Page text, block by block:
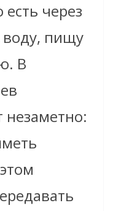
через
воду, пищу
В